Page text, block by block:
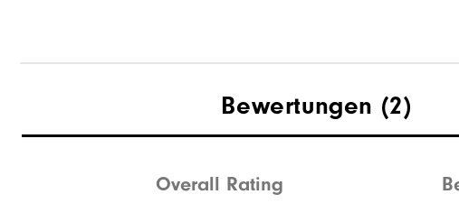
Bewertungen (2)
Overall Rating